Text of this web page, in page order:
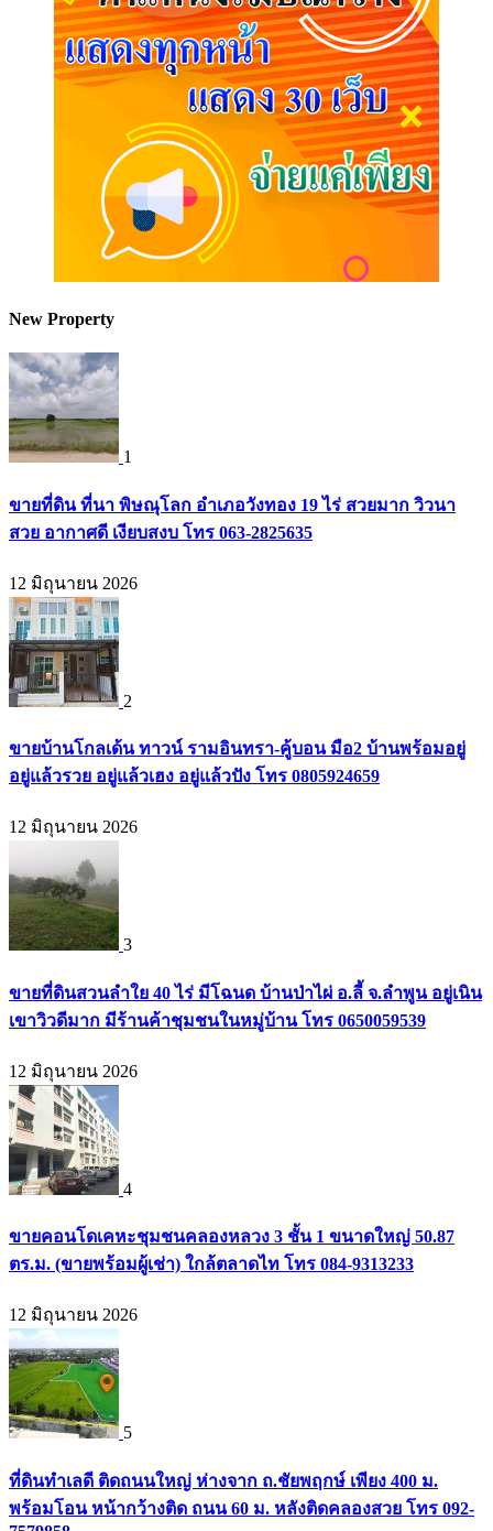
New Property
1
ขายที่ดิน ที่นา พิษณุโลก อำเภอวังทอง 19 ไร่ สวยมาก วิวนา
สวย อากาศดี เงียบสงบ โทร 063-2825635
12 มิถุนายน 2026
2
ขายบ้านโกลเด้น ทาวน์ รามอินทรา-คู้บอน มือ2 บ้านพร้อมอยู่
อยู่แล้วรวย อยู่แล้วเฮง อยู่แล้วปัง โทร 0805924659
12 มิถุนายน 2026
3
ขายที่ดินสวนลำใย 40 ไร่ มีโฉนด บ้านป่าไผ่ อ.ลี้ จ.ลำพูน อยู่เนิน
เขาวิวดีมาก มีร้านค้าชุมชนในหมู่บ้าน โทร 0650059539
12 มิถุนายน 2026
4
ขายคอนโดเคหะชุมชนคลองหลวง 3 ชั้น 1 ขนาดใหญ่ 50.87
ตร.ม. (ขายพร้อมผู้เช่า) ใกล้ตลาดไท โทร 084-9313233
12 มิถุนายน 2026
5
ที่ดินทำเลดี ติดถนนใหญ่ ห่างจาก ถ.ชัยพฤกษ์ เพียง 400 ม.
พร้อมโอน หน้ากว้างติด ถนน 60 ม. หลังติดคลองสวย โทร 092-